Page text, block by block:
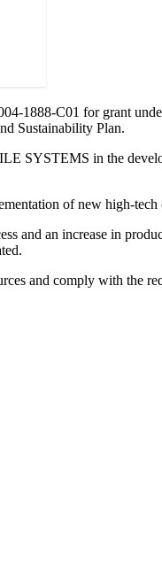
C01 for grant
Sustainability Plan.
SYSTEMS in the
of new high-
and an increase in
and comply with the